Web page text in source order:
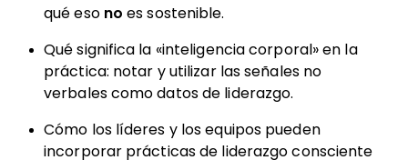
qué eso no es sostenible.
Qué significa la «inteligencia corporal» en la
práctica: notar y utilizar las señales no
verbales como datos de liderazgo.
Cómo los líderes y los equipos pueden
incorporar prácticas de liderazgo consciente